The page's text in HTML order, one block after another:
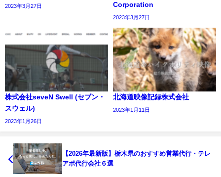
2023年3月27日
Corporation
2023年3月27日
株式会社seveN Swell (セブン・
スウェル)
2023年1月26日
北海道映像記録株式会社
2023年1月11日
【2026年最新版】栃木県のおすすめ営業代行・テレ
アポ代行会社６選